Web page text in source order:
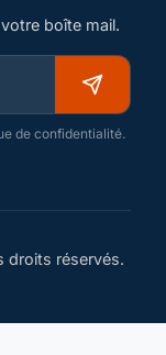
boîte mail.
de confidentialité.
droits réservés.